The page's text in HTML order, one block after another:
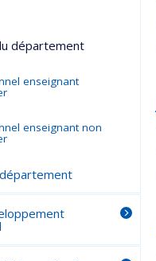
département
enseignant
enseignant non